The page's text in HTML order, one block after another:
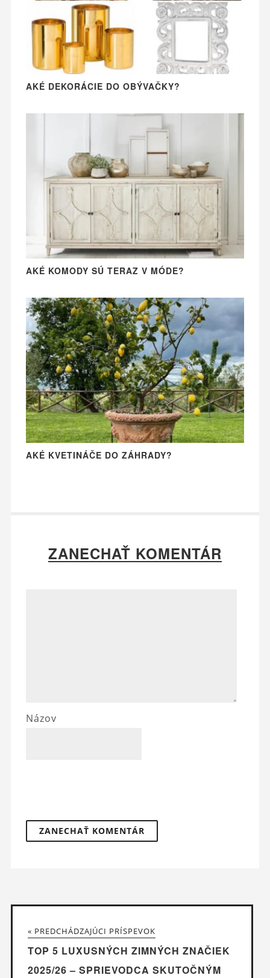
AKÉ DEKORÁCIE DO OBÝVAČKY?
AKÉ KOMODY SÚ TERAZ V MÓDE?
AKÉ KVETINÁČE DO ZÁHRADY?
ZANECHAŤ KOMENTÁR
Názov
« PREDCHÁDZAJÚCI PRÍSPEVOK
TOP 5 LUXUSNÝCH ZIMNÝCH ZNAČIEK
2025/26 – SPRIEVODCA SKUTOČNÝM